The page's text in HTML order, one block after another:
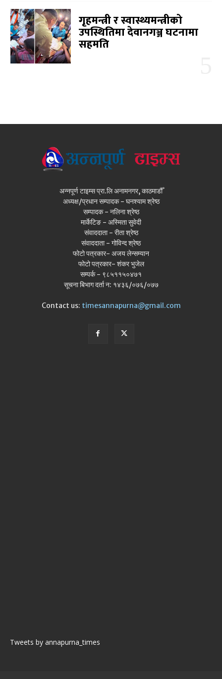
गृहमन्त्री र स्वास्थ्यमन्त्रीको
उपस्थितिमा देवानगञ्ज घटनामा
सहमति
अन्नपूर्ण टाइम्स प्रा.लि अनामनगर, काठमाडौँ
अध्यक्ष/प्रधान सम्पादक - घनश्याम श्रेष्ठ
सम्पादक - नलिना श्रेष्ठ
मार्केटिङ - अस्मिता सुवेदी
संवाददाता - रीता श्रेष्ठ
संवाददाता - गोविन्द श्रेष्ठ
फोटो पत्रकार- अजय लेन्सम्यान
फोटो पत्रकार- शंकर भुजेल
सम्पर्क - ९८५११५०४७१
सूचना बिभाग दर्ता न: १४३६/०७६/०७७
Contact us: timesannapurna@gmail.com
Tweets by annapurna_times